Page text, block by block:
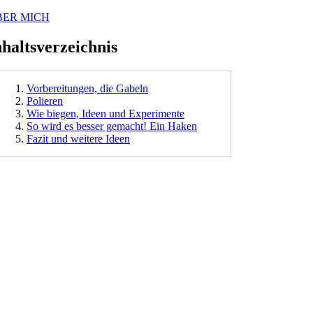
MICH
Vorbereitungen, die Gabeln
Polieren
Wie biegen, Ideen und Experimente
So wird es besser gemacht! Ein Haken
Fazit und weitere Ideen